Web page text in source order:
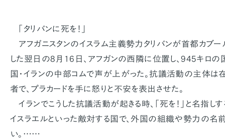
「タリバンに死を！」
アフガニスタンのイスラム主義勢力タリバンが首都カブー
した翌日の8月16日、アフガンの西隣に位置し、945キロ
国・イランの中部コムで声が上がった。抗議活動の主体は
者で、プラカードを手に怒りと不安を表出させた。
イランでこうした抗議活動が起きる時、「死を！」と名指し
イスラエルといった敵対する国で、外国の組織や勢力の名
い。……